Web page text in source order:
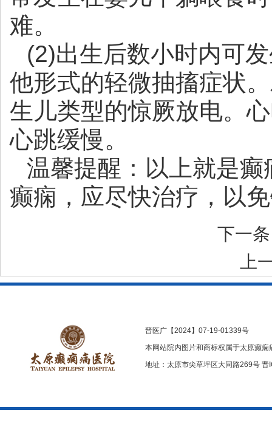
难。
(2)出生后数小时内可
他形式的轻微抽搐症状
生儿类型的惊厥放电。
心跳缓慢。
温馨提醒：以上就是
癫痫，应尽快治疗，以
下一
上
晋医广【2024】07-19-01339号
本网站院内图片和商标权属于太原癫
地址：太原市尖草坪区大同路269号 晋